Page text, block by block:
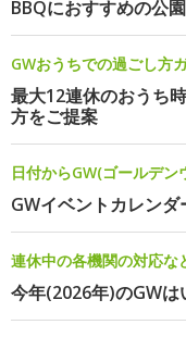
BBQにおすすめの公園
GWおうちでの過ごし方
最大12連休のおうち
方をご提案
日付からGW(ゴールデ
GWイベントカレンダ
連休中の各機関の対応な
今年(2026年)のGWは